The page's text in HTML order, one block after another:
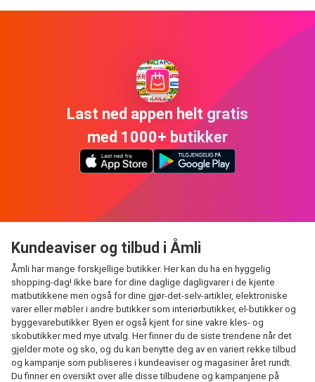
Last ned appen helt gratis
med 1000+ butikker
Kundeaviser og tilbud i Åmli
Åmli har mange forskjellige butikker. Her kan du ha en hyggelig
shopping-dag! Ikke bare for dine daglige dagligvarer i de kjente
matbutikkene men også for dine gjør-det-selv-artikler, elektroniske
varer eller møbler i andre butikker som interiørbutikker, el-butikker og
byggevarebutikker. Byen er også kjent for sine vakre kles- og
skobutikker med mye utvalg. Her finner du de siste trendene når det
gjelder mote og sko, og du kan benytte deg av en variert rekke tilbud
og kampanje som publiseres i kundeaviser og magasiner året rundt.
Du finner en oversikt over alle disse tilbudene og kampanjene på